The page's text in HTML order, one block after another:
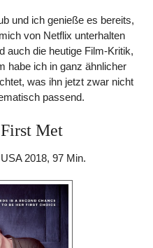
und ich genieße es bereits,
von Netflix unterhalten
auch die heutige Film-Kritik,
habe ich in ganz ähnlicher
was ihn jetzt zwar nicht
passend.
Met
2018, 97 Min.